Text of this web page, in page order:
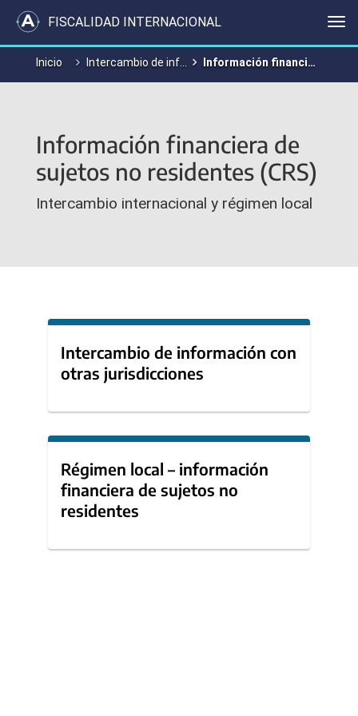
FISCALIDAD INTERNACIONAL
Inicio Intercambio de información Información financiera de sujetos no residentes (CRS)
Información financiera de
sujetos no residentes (CRS)
Intercambio internacional y régimen local
Intercambio de información con
otras jurisdicciones
Régimen local – información
financiera de sujetos no
residentes